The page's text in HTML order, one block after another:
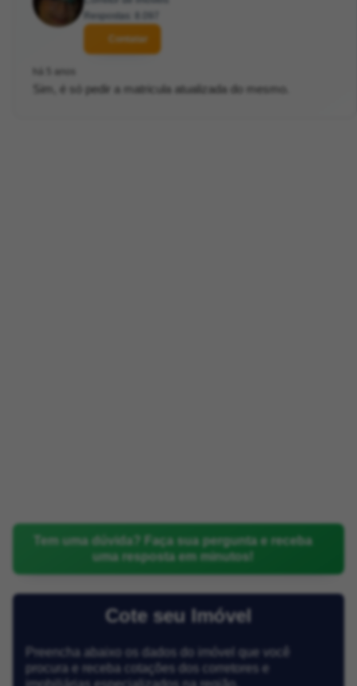
Contatar
Sim, é só pedir a matricula atualizada do mesmo.
Tem uma dúvida? Faça sua pergunta e receba
uma resposta em minutos!
Cote seu Imóvel
Preencha abaixo os dados do imóvel que você
procura e receba cotações dos corretores e